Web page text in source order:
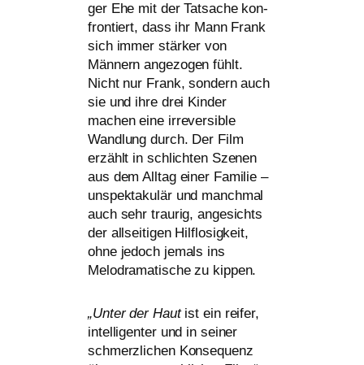
ger Ehe mit der Tatsache kon­
fron­tiert, dass ihr Mann Frank
sich immer stär­ker von
Männern ange­zo­gen fühlt.
Nicht nur Frank, son­dern auch
sie und ihre drei Kinder
machen eine irrever­si­ble
Wandlung durch. Der Film
erzählt in schlich­ten Szenen
aus dem Alltag einer Familie –
unspek­ta­ku­lär und manch­mal
auch sehr trau­rig, ange­sichts
der all­sei­ti­gen Hilflosigkeit,
ohne jedoch jemals ins
Melodramatische zu kippen.
„Unter der Hautist ein rei­fer,
intel­li­gen­ter und in sei­ner
schmerz­li­chen Konsequenz